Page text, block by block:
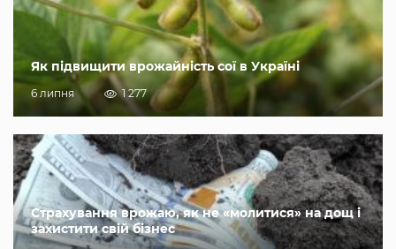
Як підвищити врожайність сої в Україні
6 липня 1 277
Страхування врожаю, як не «молитися» на дощ і
захистити свій бізнес